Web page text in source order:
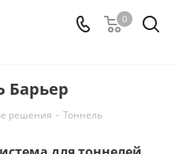
0
Барьер
решения - Тоннель